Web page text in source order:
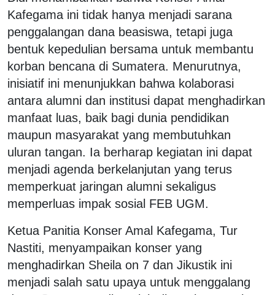
Kafegama ini tidak hanya menjadi sarana
penggalangan dana beasiswa, tetapi juga
bentuk kepedulian bersama untuk membantu
korban bencana di Sumatera. Menurutnya,
inisiatif ini menunjukkan bahwa kolaborasi
antara alumni dan institusi dapat menghadirkan
manfaat luas, baik bagi dunia pendidikan
maupun masyarakat yang membutuhkan
uluran tangan. Ia berharap kegiatan ini dapat
menjadi agenda berkelanjutan yang terus
memperkuat jaringan alumni sekaligus
memperluas impak sosial FEB UGM.
Ketua Panitia Konser Amal Kafegama, Tur
Nastiti, menyampaikan konser yang
menghadirkan Sheila on 7 dan Jikustik ini
menjadi salah satu upaya untuk menggalang